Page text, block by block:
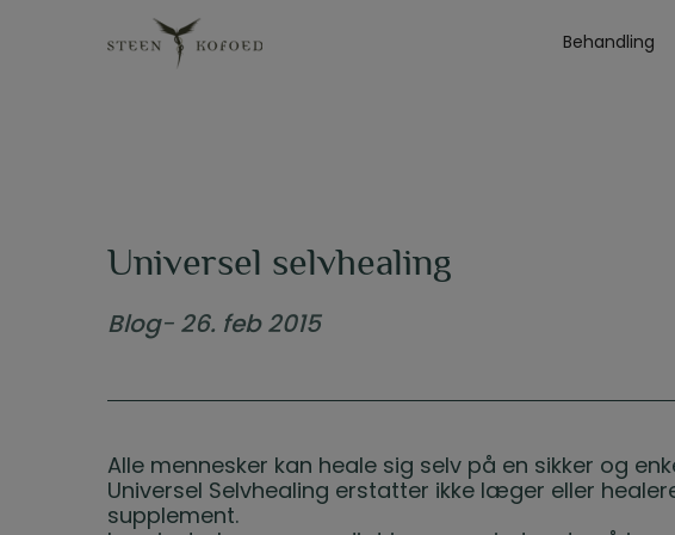
Behandling
Universel selvhealing
Blog 26. feb 2015
Alle mennesker kan heale sig selv på en sikker og
Universel Selvhealing erstatter ikke læger eller
supplement.